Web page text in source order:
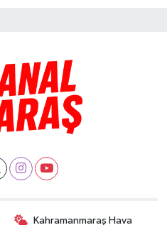
Kahramanmaraş Hava